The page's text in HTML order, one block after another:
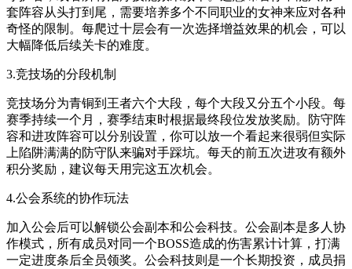
套阵容从头打到尾，需要培养多个不同职业的女神来应对各种
奇怪的限制。每爬过十层会有一次选择增益效果的机会，可以
大幅降低后续关卡的难度。
3.竞技场的分段机制
竞技场分为青铜到王者六个大段，每个大段又分五个小段。每
赛季持续一个月，赛季结束时根据最终段位发放奖励。防守阵
容和进攻阵容可以分别设置，你可以放一个看起来很弱但实际
上陷阱满满的防守队来骗对手踩坑。每天的前五次进攻有额外
积分奖励，建议每天用完这五次机会。
4.公会系统的协作玩法
加入公会后可以解锁公会副本和公会科技。公会副本是多人协
作模式，所有成员对同一个BOSS造成的伤害累计计算，打满
一定进度条后全员领奖。公会科技则是一个长期投资，成员捐